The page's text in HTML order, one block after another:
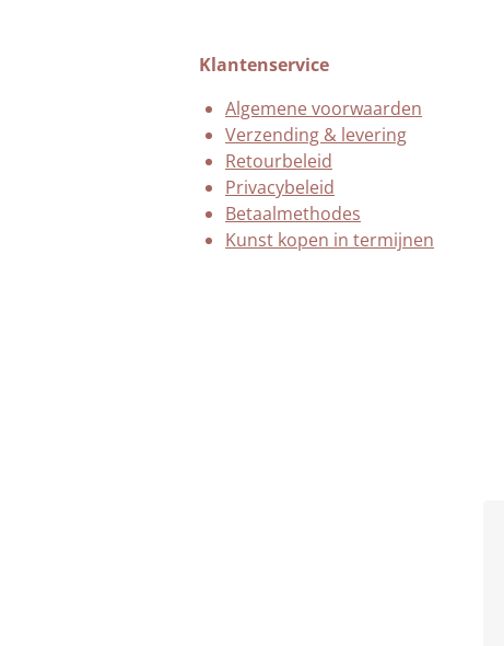
Klantenservice
Algemene voorwaarden
Verzending & levering
Retourbeleid
Privacybeleid
Betaalmethodes
Kunst kopen in termijnen